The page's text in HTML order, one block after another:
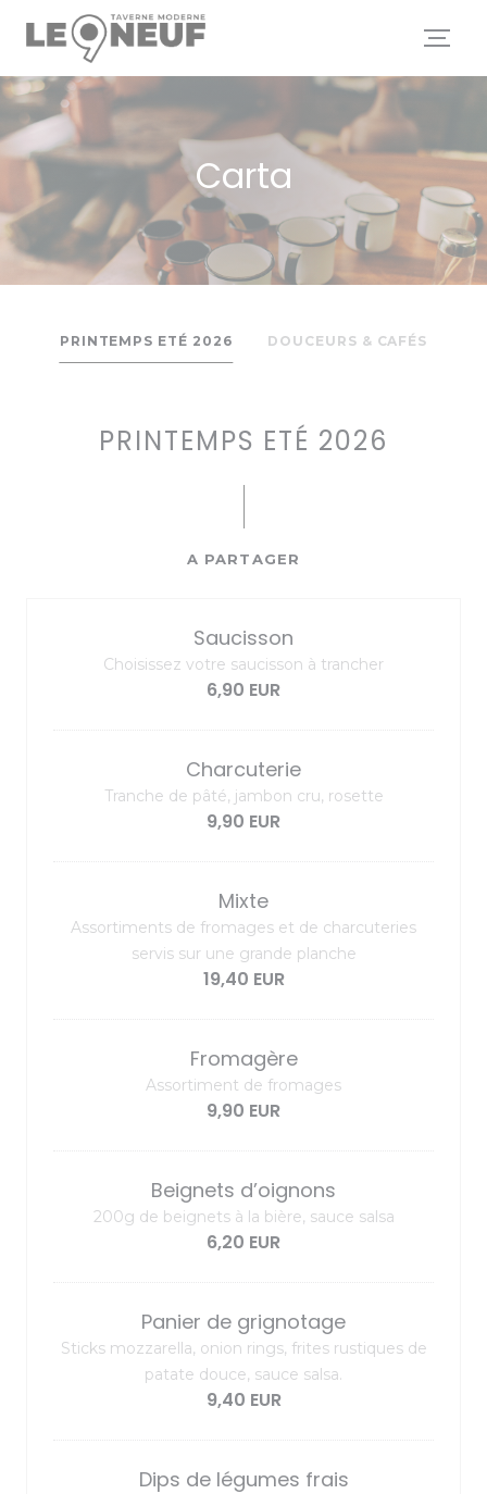
Personalización de sus opciones de cookies
Carta
PRINTEMPS ETÉ 2026 DOUCEURS & CAFÉS
PRINTEMPS ETÉ 2026
A PARTAGER
Saucisson
Choisissez votre saucisson à trancher
6,90 EUR
Charcuterie
Tranche de pâté, jambon cru, rosette
9,90 EUR
Mixte
Assortiments de fromages et de charcuteries
servis sur une grande planche
19,40 EUR
Fromagère
Assortiment de fromages
9,90 EUR
Beignets d’oignons
200g de beignets à la bière, sauce salsa
6,20 EUR
Panier de grignotage
Sticks mozzarella, onion rings, frites rustiques de
patate douce, sauce salsa.
9,40 EUR
Dips de légumes frais